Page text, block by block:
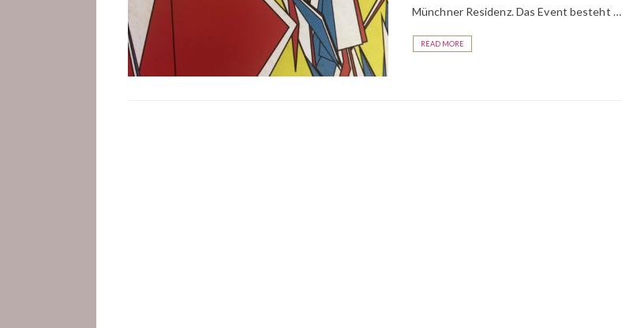
Münchner Residenz. Das Event besteht …
READ MORE